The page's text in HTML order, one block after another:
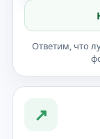
Ответим, что
↗